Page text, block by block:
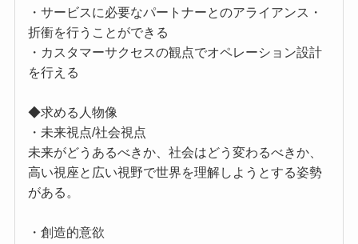
・サービスに必要なパートナーとのアライアンス・
折衝を行うことができる
・カスタマーサクセスの観点でオペレーション設計
を行える
◆求める人物像
・未来視点/社会視点
未来がどうあるべきか、社会はどう変わるべきか、
高い視座と広い視野で世界を理解しようとする姿勢
がある。
・創造的意欲